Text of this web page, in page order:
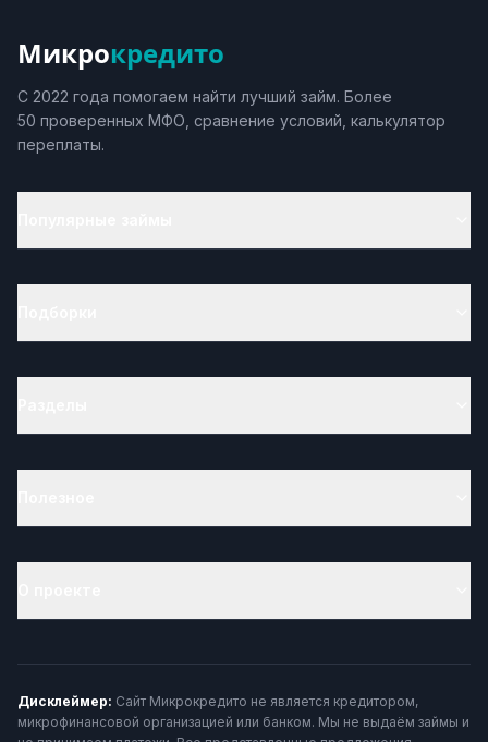
Микрокредито
С 2022 года помогаем найти лучший займ. Более
50 проверенных МФО, сравнение условий, калькулятор
переплаты.
Дисклеймер: Сайт Микрокредито не является кредитором,
микрофинансовой организацией или банком. Мы не выдаём займы и